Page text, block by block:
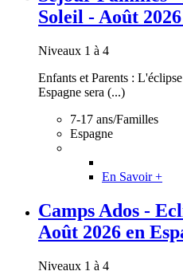
Soleil - Août
Niveaux 1 à 4
Enfants et Parents :
Espagne sera (...)
7-17 ans/Familles
Espagne
En Savoir +
Camps Ados -
Août 2026 en
Niveaux 1 à 4